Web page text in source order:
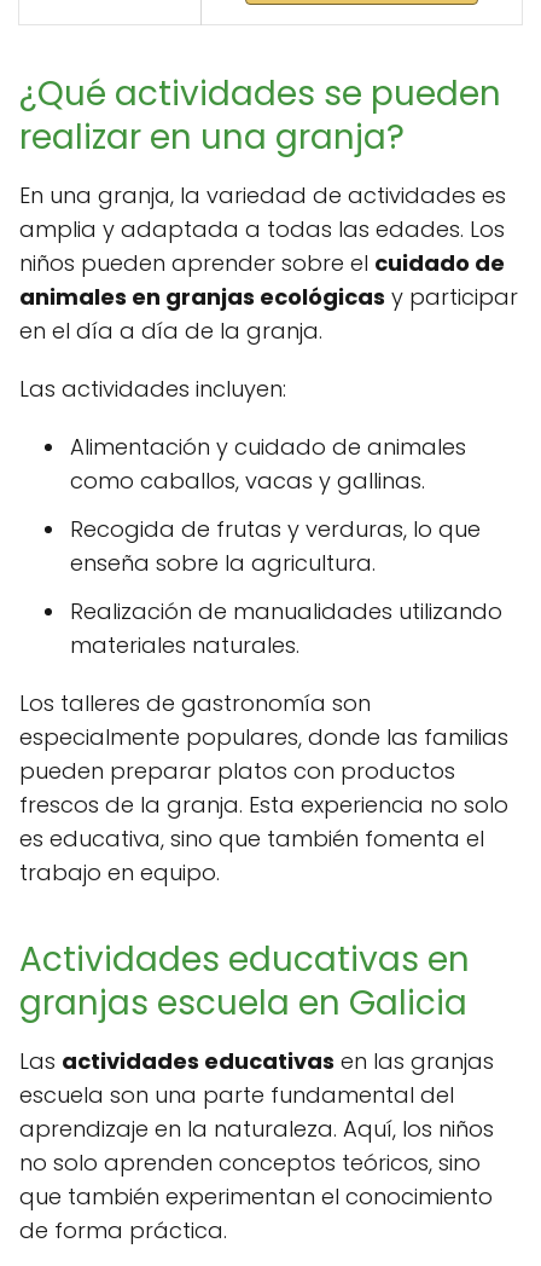
¿Qué actividades se pueden
realizar en una granja?
En una granja, la variedad de actividades es
amplia y adaptada a todas las edades. Los
niños pueden aprender sobre el cuidado de
animales en granjas ecológicas y participar
en el día a día de la granja.
Las actividades incluyen:
Alimentación y cuidado de animales
como caballos, vacas y gallinas.
Recogida de frutas y verduras, lo que
enseña sobre la agricultura.
Realización de manualidades utilizando
materiales naturales.
Los talleres de gastronomía son
especialmente populares, donde las familias
pueden preparar platos con productos
frescos de la granja. Esta experiencia no solo
es educativa, sino que también fomenta el
trabajo en equipo.
Actividades educativas en
granjas escuela en Galicia
Las actividades educativas en las granjas
escuela son una parte fundamental del
aprendizaje en la naturaleza. Aquí, los niños
no solo aprenden conceptos teóricos, sino
que también experimentan el conocimiento
de forma práctica.